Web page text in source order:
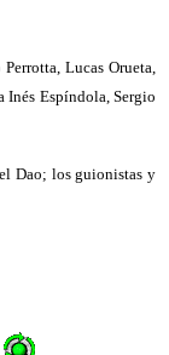
Lucas Orueta,
Inés Espíndola, Sergio
Dao; los guionistas y